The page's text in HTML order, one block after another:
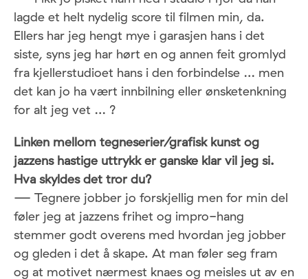
lagde et helt nydelig score til filmen min, da.
Ellers har jeg hengt mye i garasjen hans i det
siste, syns jeg har hørt en og annen feit gromlyd
fra kjellerstudioet hans i den forbindelse … men
det kan jo ha vært innbilning eller ønsketenkning
for alt jeg vet … ?
Linken mellom tegneserier/grafisk kunst og
jazzens hastige uttrykk er ganske klar vil jeg si.
Hva skyldes det tror du?
— Tegnere jobber jo forskjellig men for min del
føler jeg at jazzens frihet og impro-hang
stemmer godt overens med hvordan jeg jobber
og gleden i det å skape. At man føler seg fram
og at motivet nærmest knaes og meisles ut av en